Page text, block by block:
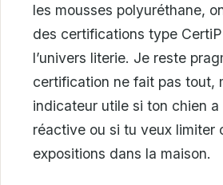
les mousses polyuréthane,
des certifications type
l’univers literie. Je reste
certification ne fait pas tout,
indicateur utile si ton chien a
réactive ou si tu veux limiter
expositions dans la maison.